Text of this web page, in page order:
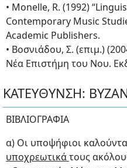
• Monelle, R. (1992)
Contemporary Music
Academic Publishers.
• Βοσνιάδου, Σ. (επιμ.)
Νέα Επιστήμη του Νου.
ΚΑΤΕΥΘΥΝΣΗ:
ΒΙΒΛΙΟΓΡΑΦΙΑ
α) Οι υποψήφιοι
υποχρεωτικάτους